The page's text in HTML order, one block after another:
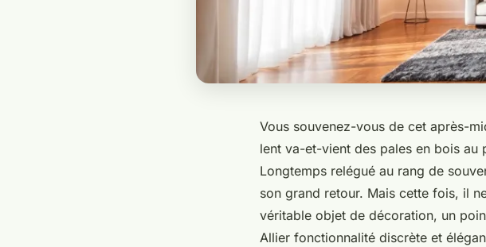
Vous souvenez-vous de cet après-
lent va-et-vient des pales en bois
Longtemps relégué au rang de
son grand retour. Mais cette fois, il
véritable objet de décoration, un
Allier fonctionnalité discrète et